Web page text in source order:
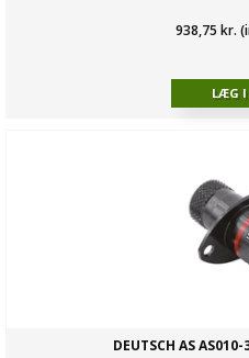
938,75 kr.
DEUTSCH AS